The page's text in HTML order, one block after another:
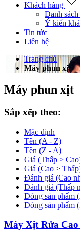
Khách hàng
Danh
Ý kiến
Tin tức
Liên hệ
Trang chủ
Máy phun xịt
Máy phun xịt
Sắp xếp theo:
Mặc định
Tên (A - Z)
Tên (Z - A)
Giá (Thấp >
Giá (Cao >
Đánh giá (Cao
Đánh giá (Thấp
Dòng sản phẩm
Dòng sản phẩm
Máy Xịt Rửa